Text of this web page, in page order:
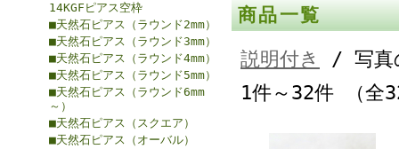
14KGFピアス空枠
■天然石ピアス（ラウンド2mm）
■天然石ピアス（ラウンド3mm）
■天然石ピアス（ラウンド4mm）
■天然石ピアス（ラウンド5mm）
■天然石ピアス（ラウンド6mm
～）
■天然石ピアス（スクエア）
■天然石ピアス（オーバル）
商品一覧
説明付き
/ 写真
1件～32件 （全